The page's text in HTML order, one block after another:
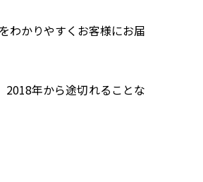
わかりやすくお客様にお届
年から途切れることな